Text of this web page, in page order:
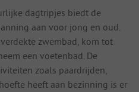
dagtripjes biedt de
aan voor jong en oud.
zwembad, kom tot
een voetenbad. De
zoals paardrijden,
heeft aan bezinning is er